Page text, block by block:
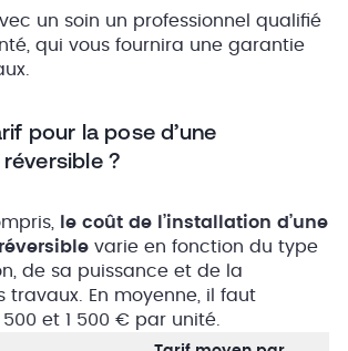
un soin un professionnel qualifié
qui vous fournira une garantie
pour la pose d’une
?
le coût de l’installation d’une
varie en fonction du type
de sa puissance et de la
travaux. En moyenne, il faut
et 1 500 € par unité.